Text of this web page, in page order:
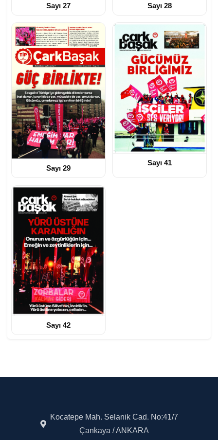
Sayı 27 Sayı 28
Sayı 29
Sayı 41
Sayı 42
Kocatepe Mah. Selanik Cad. No:41/7
Çankaya / ANKARA